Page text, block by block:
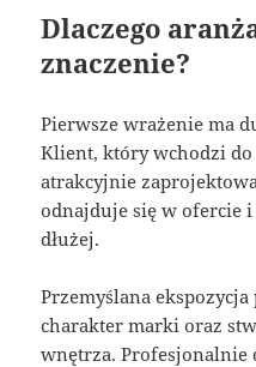
Dlaczego
znaczenie?
Pierwsze wrażenie ma
Klient, który wchodzi
atrakcyjnie
odnajduje się w ofercie
dłużej.
Przemyślana
charakter marki oraz
wnętrza. Profesjonalnie